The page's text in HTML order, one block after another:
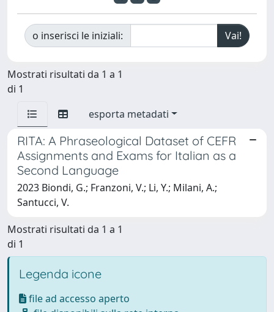
o inserisci le iniziali:
Mostrati risultati da 1 a 1
di 1
esporta metadati
RITA: A Phraseological Dataset of CEFR
Assignments and Exams for Italian as a
Second Language
2023 Biondi, G.; Franzoni, V.; Li, Y.; Milani, A.;
Santucci, V.
Mostrati risultati da 1 a 1
di 1
Legenda icone
file ad accesso aperto